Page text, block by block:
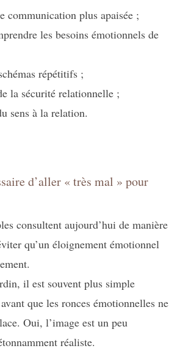
communication plus apaisée ;
les besoins émotionnels de
répétitifs ;
la sécurité relationnelle ;
sens à la relation.
d’aller « très mal » pour
consultent aujourd’hui de manière
qu’un éloignement émotionnel
il est souvent plus simple
que les ronces émotionnelles ne
Oui, l’image est un peu
réaliste.